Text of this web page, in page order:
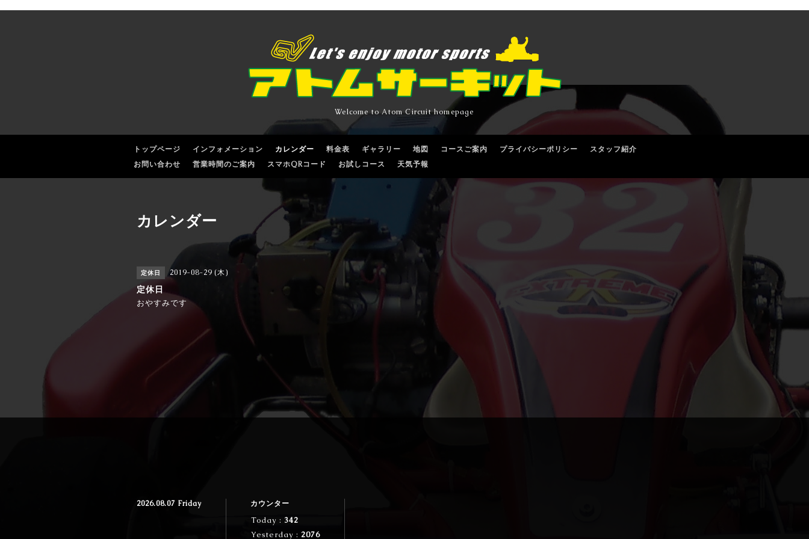
Welcome to Atom Circuit homepage
トップページ インフォメーション カレンダー 料金表 ギャラリー 地図 コースご案内 プライバシーポリシー
スタッフ紹介
お問い合わせ
営業時間のご案内 スマホQRコード お試しコース 天気予報
カレンダー
定休日 2019-08-29 (木)
定休日
おやすみです
2026.08.07 Friday カウンター
Today : 342
Yesterday : 2076